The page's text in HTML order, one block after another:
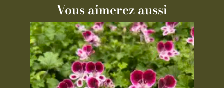
Vous aimerez aussi